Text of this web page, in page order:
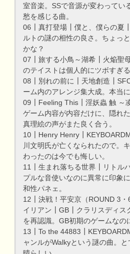
室音楽。SSで音源が変わってい
愁を感じる曲。
06┃真打登場┃僕と、僕らの夏
ルトの謎の相性の良さ。ちょっ
かな？
07┃旅する小鳥～湖希┃火焔聖
のテイストは個人的にツボすぎる
08┃別れの前に┃天地創造
ーム内のアレンジ集大成。本当
09┃Feeling This┃淫妖蟲 触 ～
ゲーム内容が内容だけに、隠れ
真理絵の声がまた良く合う。
10┃Henry
川文明氏が亡くなられたので。
わったのは今でも悔しい。
11┃生まれ落ちる世界┃リトル
プルな音使いなのに異常に印象
和性パネェ。
12┃決戦！平安京（ROUND 3
イリアン┃GB┃クラリスディス
を再認識。GB初期のゲームなの
13┃To the
ャンルがWalkyという謎の曲。